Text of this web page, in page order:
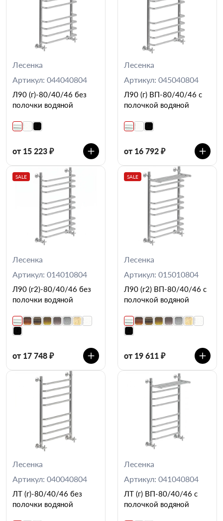
Лесенка
Артикул: 044040804
Л90 (г)-80/40/46 без
полочки водяной
от 15 223 ₽
Лесенка
Артикул: 045040804
Л90 (г) ВП-80/40/46 с
полочкой водяной
от 16 792 ₽
SALE
Лесенка
Артикул: 014010804
Л90 (г2)-80/40/46 без
полочки водяной
от 17 748 ₽
SALE
Лесенка
Артикул: 015010804
Л90 (г2) ВП-80/40/46 с
полочкой водяной
от 19 611 ₽
Лесенка
Артикул: 040040804
ЛТ (г)-80/40/46 без
полочки водяной
Лесенка
Артикул: 041040804
ЛТ (г) ВП-80/40/46 с
полочкой водяной